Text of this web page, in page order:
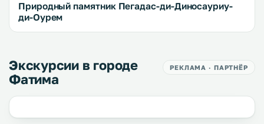
Природный памятник Пегадас-ди-Диносауриу-
ди-Оурем
Экскурсии в городе
Фатима
РЕКЛАМА · ПАРТНЁР